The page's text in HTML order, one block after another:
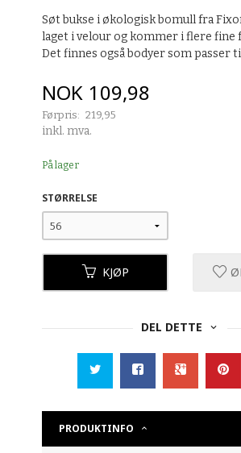
Søt bukse i økologisk bomull fra
laget i velour og kommer i flere fine
Det finnes også bodyer som passer
Tilbud
NOK 109,98
Førpris: 219,95
Rabatt
inkl. mva.
På lager
STØRRELSE
KJØP
DEL DETTE
PRODUKTINFO